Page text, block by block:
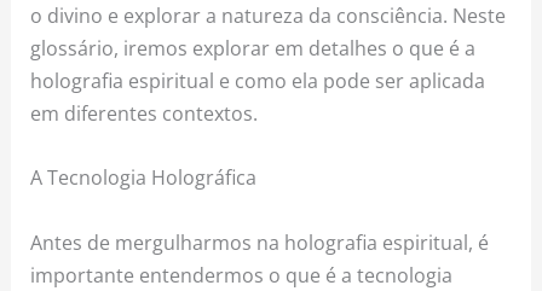
o divino e explorar a natureza da consciência. Neste
glossário, iremos explorar em detalhes o que é a
holografia espiritual e como ela pode ser aplicada
em diferentes contextos.
A Tecnologia Holográfica
Antes de mergulharmos na holografia espiritual, é
importante entendermos o que é a tecnologia